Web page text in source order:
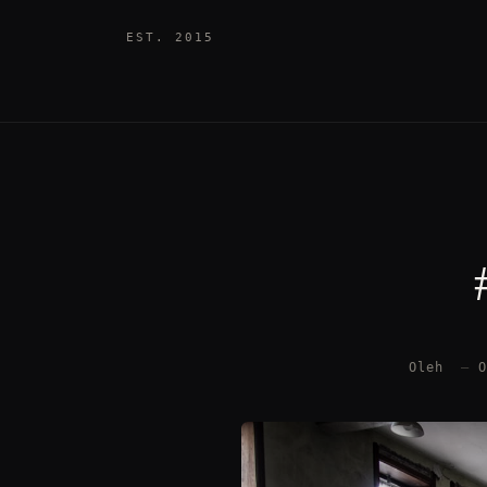
EST. 2015
Oleh —